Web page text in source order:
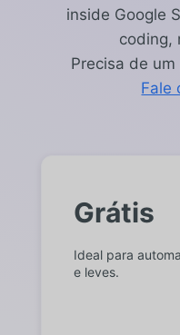
inside Google
coding,
Precisa de
Fale
Grátis
Ideal para
e leves.